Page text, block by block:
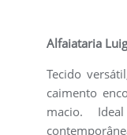
Alfaiataria
Tecido
caimento
macio.